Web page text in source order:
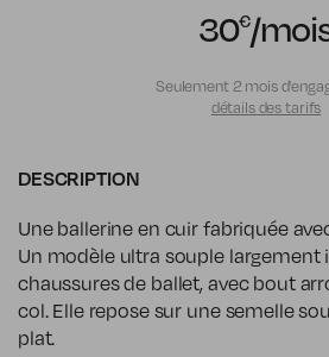
30€/
Seulement 2 mois
détails des tarifs
DESCRIPTION
Une ballerine en cuir fabriquée
Un modèle ultra souple largement
chaussures de ballet, avec bout
col. Elle repose sur une semelle
plat.